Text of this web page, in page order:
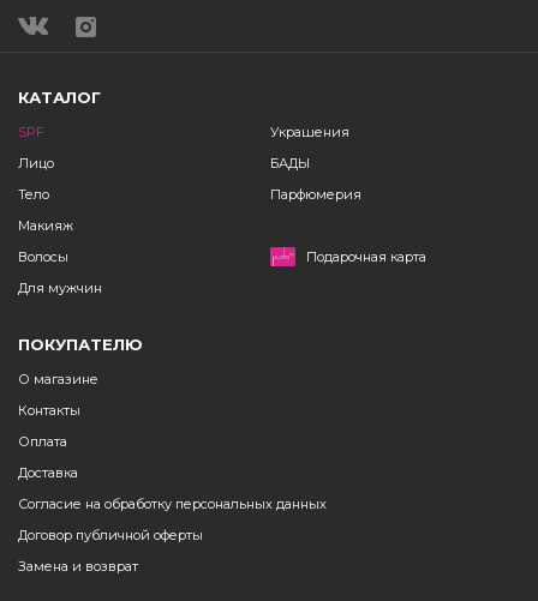
КАТАЛОГ
SPF
Лицо
Тело
Макияж
Волосы
Для мужчин
Украшения
БАДЫ
Парфюмерия
Подарочная карта
ПОКУПАТЕЛЮ
О магазине
Контакты
Оплата
Доставка
Согласие на обработку персональных данных
Договор публичной оферты
Замена и возврат